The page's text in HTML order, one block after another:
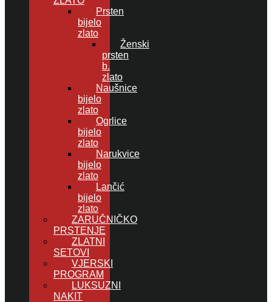
Prsten
bijelo
zlato
Ženski
prsten
b.
zlato
Naušnice
bijelo
zlato
Ogrlice
bijelo
zlato
Narukvice
bijelo
zlato
Lančić
bijelo
zlato
ZARUČNIČKO
PRSTENJE
ZLATNI
SETOVI
VJERSKI
PROGRAM
LUKSUZNI
NAKIT